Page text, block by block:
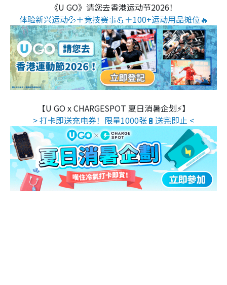
《U GO》请您去香港运动节2026！
体验新兴运动💦＋竞技赛事💪＋100+运动用品摊位🔥
【U GO x CHARGESPOT 夏日消暑企划⚡】
> 打卡即送充电券！限量1000张🔋送完即止 <